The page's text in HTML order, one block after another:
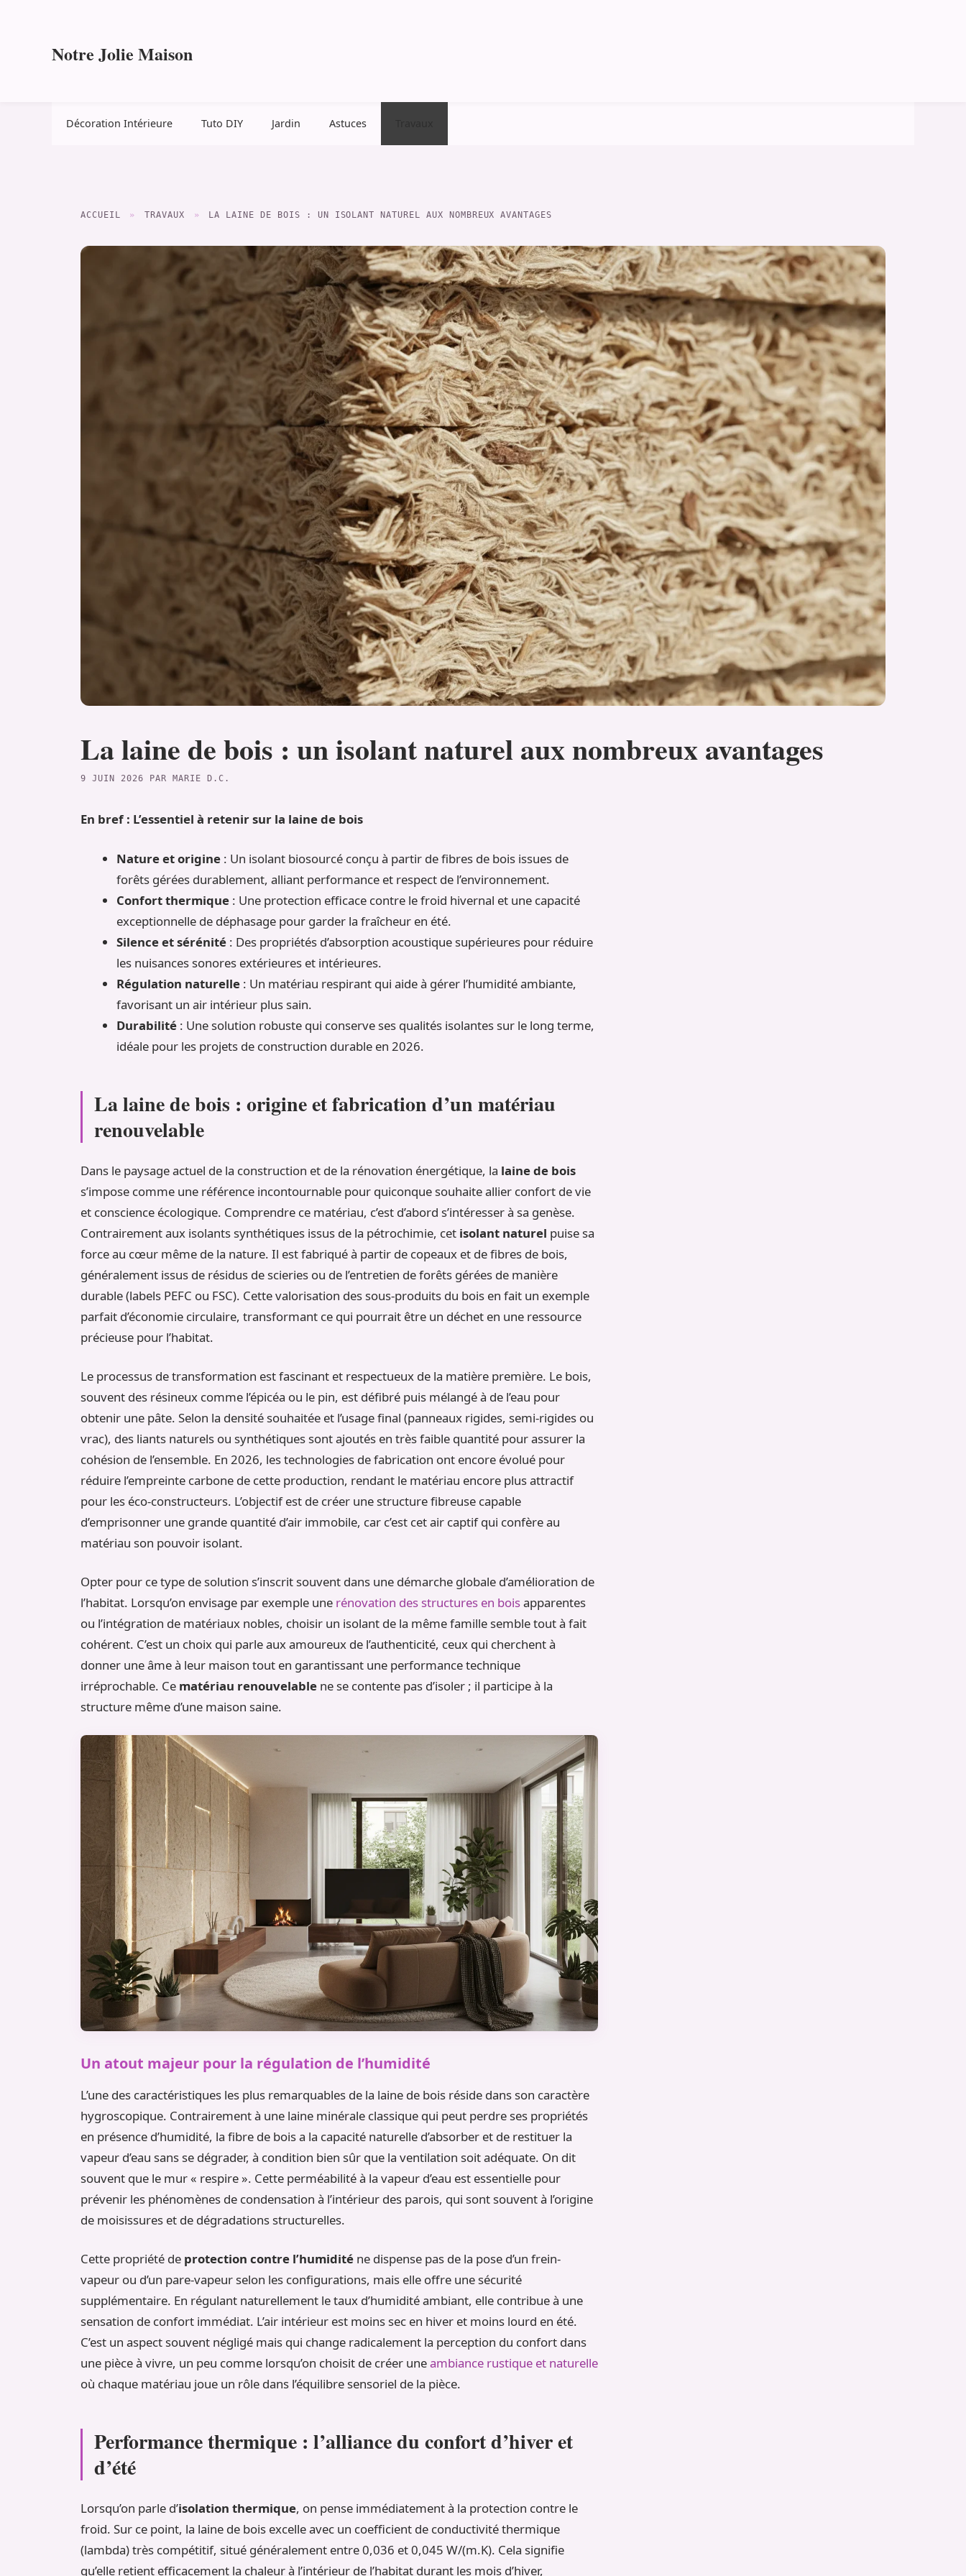
Notre Jolie Maison
Décoration Intérieure Tuto DIY Jardin Astuces
ACCUEIL » TRAVAUX » LA LAINE DE BOIS : UN ISOLANT NATUREL AUX NOMBREUX AVANTAGES
La laine de bois : un isolant naturel aux nombreux avantages
9 JUIN 2026 PAR MARIE D.C.
En bref : L’essentiel à retenir sur la laine de bois
Nature et origine : Un isolant biosourcé conçu à partir de fibres de bois issues de
forêts gérées durablement, alliant performance et respect de l’environnement.
Confort thermique : Une protection efficace contre le froid hivernal et une capacité
exceptionnelle de déphasage pour garder la fraîcheur en été.
Silence et sérénité : Des propriétés d’absorption acoustique supérieures pour réduire
les nuisances sonores extérieures et intérieures.
Régulation naturelle : Un matériau respirant qui aide à gérer l’humidité ambiante,
favorisant un air intérieur plus sain.
Durabilité : Une solution robuste qui conserve ses qualités isolantes sur le long terme,
idéale pour les projets de construction durable en 2026.
La laine de bois : origine et fabrication d’un matériau
renouvelable
Dans le paysage actuel de la construction et de la rénovation énergétique, la laine de bois
s’impose comme une référence incontournable pour quiconque souhaite allier confort de vie
et conscience écologique. Comprendre ce matériau, c’est d’abord s’intéresser à sa genèse.
Contrairement aux isolants synthétiques issus de la pétrochimie, cet isolant naturel puise sa
force au cœur même de la nature. Il est fabriqué à partir de copeaux et de fibres de bois,
généralement issus de résidus de scieries ou de l’entretien de forêts gérées de manière
durable (labels PEFC ou FSC). Cette valorisation des sous-produits du bois en fait un exemple
parfait d’économie circulaire, transformant ce qui pourrait être un déchet en une ressource
précieuse pour l’habitat.
Le processus de transformation est fascinant et respectueux de la matière première. Le bois,
souvent des résineux comme l’épicéa ou le pin, est défibré puis mélangé à de l’eau pour
obtenir une pâte. Selon la densité souhaitée et l’usage final (panneaux rigides, semi-rigides ou
vrac), des liants naturels ou synthétiques sont ajoutés en très faible quantité pour assurer la
cohésion de l’ensemble. En 2026, les technologies de fabrication ont encore évolué pour
réduire l’empreinte carbone de cette production, rendant le matériau encore plus attractif
pour les éco-constructeurs. L’objectif est de créer une structure fibreuse capable
d’emprisonner une grande quantité d’air immobile, car c’est cet air captif qui confère au
matériau son pouvoir isolant.
Opter pour ce type de solution s’inscrit souvent dans une démarche globale d’amélioration de
l’habitat. Lorsqu’on envisage par exemple une rénovation des structures en boisapparentes
ou l’intégration de matériaux nobles, choisir un isolant de la même famille semble tout à fait
cohérent. C’est un choix qui parle aux amoureux de l’authenticité, ceux qui cherchent à
donner une âme à leur maison tout en garantissant une performance technique
irréprochable. Ce matériau renouvelable ne se contente pas d’isoler ; il participe à la
structure même d’une maison saine.
Un atout majeur pour la régulation de l’humidité
L’une des caractéristiques les plus remarquables de la laine de bois réside dans son caractère
hygroscopique. Contrairement à une laine minérale classique qui peut perdre ses propriétés
en présence d’humidité, la fibre de bois a la capacité naturelle d’absorber et de restituer la
vapeur d’eau sans se dégrader, à condition bien sûr que la ventilation soit adéquate. On dit
souvent que le mur « respire ». Cette perméabilité à la vapeur d’eau est essentielle pour
prévenir les phénomènes de condensation à l’intérieur des parois, qui sont souvent à l’origine
de moisissures et de dégradations structurelles.
Cette propriété de protection contre l’humidité ne dispense pas de la pose d’un frein-
vapeur ou d’un pare-vapeur selon les configurations, mais elle offre une sécurité
supplémentaire. En régulant naturellement le taux d’humidité ambiant, elle contribue à une
sensation de confort immédiat. L’air intérieur est moins sec en hiver et moins lourd en été.
C’est un aspect souvent négligé mais qui change radicalement la perception du confort dans
une pièce à vivre, un peu comme lorsqu’on choisit de créer uneambiance rustique et naturelle
où chaque matériau joue un rôle dans l’équilibre sensoriel de la pièce.
Performance thermique : l’alliance du confort d’hiver et
d’été
Lorsqu’on parle d’isolation thermique, on pense immédiatement à la protection contre le
froid. Sur ce point, la laine de bois excelle avec un coefficient de conductivité thermique
(lambda) très compétitif, situé généralement entre 0,036 et 0,045 W/(m.K). Cela signifie
qu’elle retient efficacement la chaleur à l’intérieur de l’habitat durant les mois d’hiver,